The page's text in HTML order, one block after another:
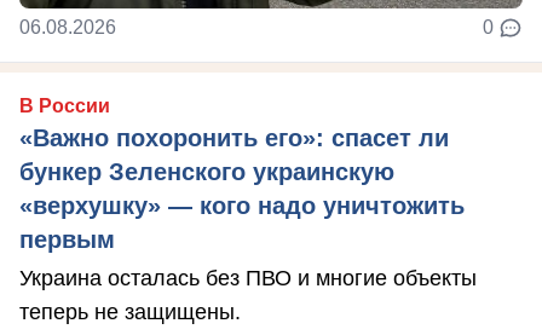
06.08.2026 0
В России
«Важно похоронить его»: спасет ли
бункер Зеленского украинскую
«верхушку» — кого надо уничтожить
первым
Украина осталась без ПВО и многие объекты
теперь не защищены.